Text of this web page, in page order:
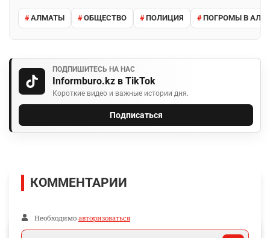
АЛМАТЫ ОБЩЕСТВО ПОЛИЦИЯ ПОГРОМЫ В
ПОДПИШИТЕСЬ НА НАС
Informburo.kz в TikTok
Короткие видео и важные истории дня.
Подписаться
КОММЕНТАРИИ
Необходимо авторизоваться